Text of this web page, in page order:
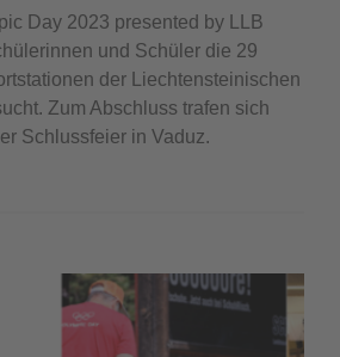
Day 2023 presented by LLB
und Schüler die 29
der Liechtensteinischen
Zum Abschluss trafen sich
Schlussfeier in Vaduz.